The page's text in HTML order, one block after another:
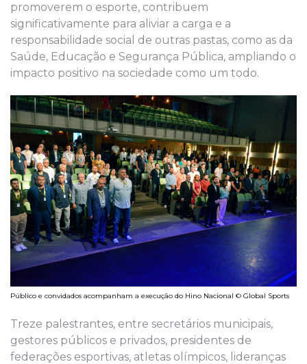
promoverem o esporte, contribuem
significativamente para aliviar a carga e a
responsabilidade social de outras pastas, como as da
Saúde, Educação e Segurança Pública, ampliando o
impacto positivo na sociedade como um todo.
Público e convidados acompanham a execução do Hino Nacional © Global Sports
Treze palestrantes, entre secretários municipais,
gestores públicos e privados, presidentes de
federações esportivas, atletas olímpicos, lideranças